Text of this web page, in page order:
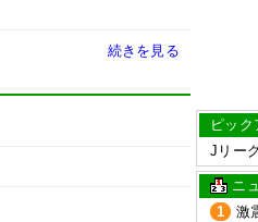
続きを見る
ピック
Jリー
ニ
1
激